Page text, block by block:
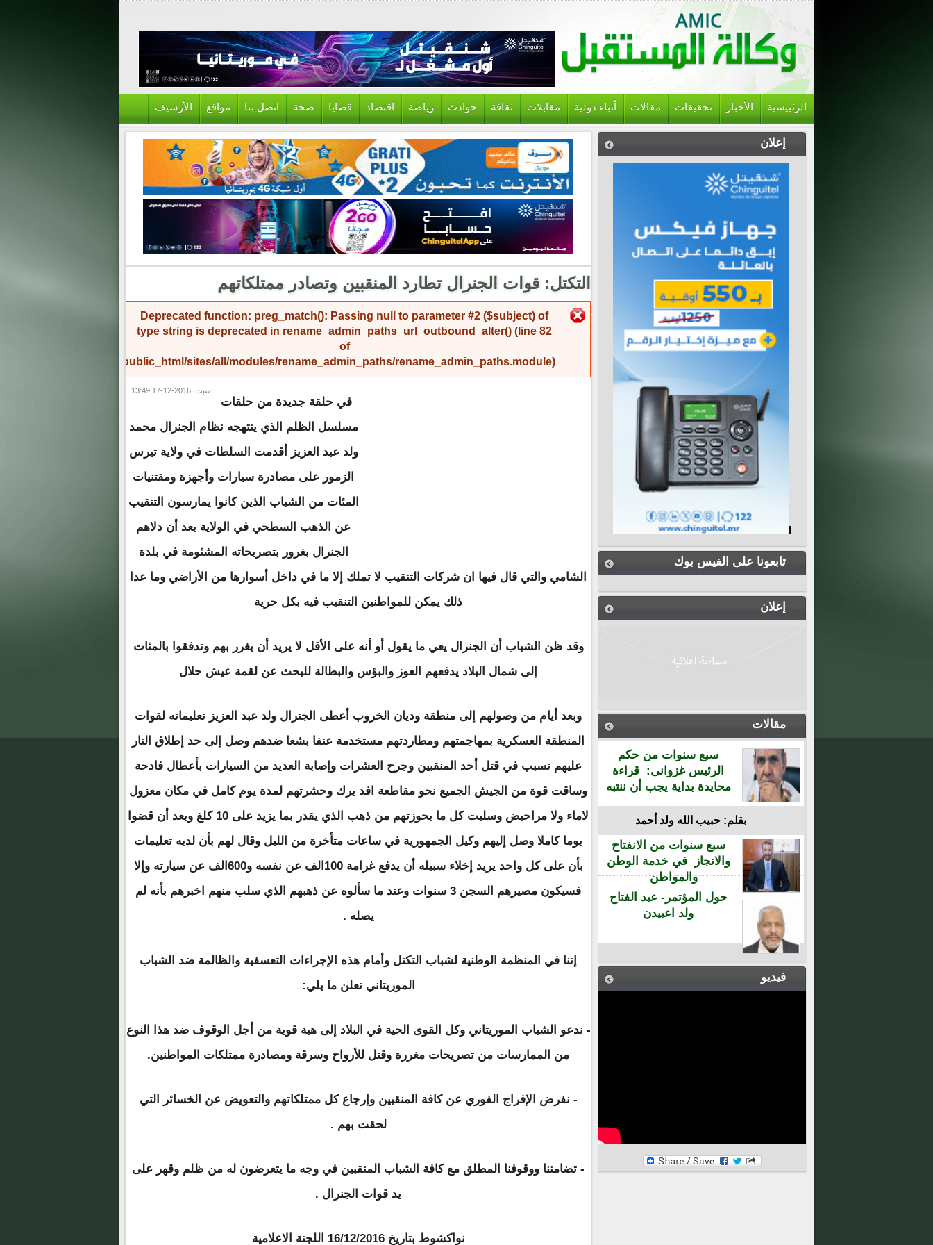
الرئييسية الأخبار تحقيقات مقالات أنباء دولية مقابلات ثقافة حوادث رياضة اقتصاد قضايا صحة اتصل بنا مواقع الأرشيف
إعلان
تابعونا على الفيس بوك
إعلان
مقالات
سبع سنوات من حكم
الرئيس غزوانى: قراءة
محايدة بداية يجب أن ننتبه
بقلم: حبيب الله ولد أحمد
سبع سنوات من الانفتاح
والانجاز في خدمة الوطن
والمواطن
حول المؤتمر- عبد الفتاح
ولد اعبيدن
فيديو
التكتل: قوات الجنرال تطارد المنقبين وتصادر ممتلكاتهم
رسالة الخطأ Deprecated function: preg_match(): Passing null to parameter #2 ($subject) of
type string is deprecated in rename_admin_paths_url_outbound_alter() (line 82
of
/home/amicinf1/public_html/sites/all/modules/rename_admin_paths/rename_admin_paths.module).
سبت, 2016-12-17 13:49
في حلقة جديدة من حلقات
مسلسل الظلم الذي ينتهجه نظام الجنرال محمد
ولد عبد العزيز أقدمت السلطات في ولاية تيرس
الزمور على مصادرة سيارات وأجهزة ومقتنيات
المئات من الشباب الذين كانوا يمارسون التنقيب
عن الذهب السطحي في الولاية بعد أن دلاهم
الجنرال بغرور بتصريحاته المشئومة في بلدة
الشامي والتي قال فيها ان شركات التنقيب لا تملك إلا ما في داخل أسوارها من الأراضي وما عدا
ذلك يمكن للمواطنين التنقيب فيه بكل حرية
وقد ظن الشباب أن الجنرال يعي ما يقول أو أنه على الأقل لا يريد أن يغرر بهم وتدفقوا بالمئات
إلى شمال البلاد يدفعهم العوز والبؤس والبطالة للبحث عن لقمة عيش حلال
وبعد أيام من وصولهم إلى منطقة وديان الخروب أعطى الجنرال ولد عبد العزيز تعليماته لقوات
المنطقة العسكرية بمهاجمتهم ومطاردتهم مستخدمة عنفا بشعا ضدهم وصل إلى حد إطلاق النار
عليهم تسبب في قتل أحد المنقبين وجرح العشرات وإصابة العديد من السيارات بأعطال فادحة
وساقت قوة من الجيش الجميع نحو مقاطعة افد يرك وحشرتهم لمدة يوم كامل في مكان معزول
لاماء ولا مراحيض وسلبت كل ما بحوزتهم من ذهب الذي يقدر بما يزيد على 10 كلغ وبعد أن قضوا
يوما كاملا وصل إليهم وكيل الجمهورية في ساعات متأخرة من الليل وقال لهم بأن لديه تعليمات
بأن على كل واحد يريد إخلاء سبيله أن يدفع غرامة 100الف عن نفسه و600الف عن سيارته وإلا
فسيكون مصيرهم السجن 3 سنوات وعند ما سألوه عن ذهبهم الذي سلب منهم اخبرهم بأنه لم
يصله .
إننا في المنظمة الوطنية لشباب التكتل وأمام هذه الإجراءات التعسفية والظالمة ضد الشباب
الموريتاني نعلن ما يلي:
- ندعو الشباب الموريتاني وكل القوى الحية في البلاد إلى هبة قوية من أجل الوقوف ضد هذا النوع
من الممارسات من تصريحات مغررة وقتل للأرواح وسرقة ومصادرة ممتلكات المواطنين.
- نفرض الإفراج الفوري عن كافة المنقبين وإرجاع كل ممتلكاتهم والتعويض عن الخسائر التي
لحقت بهم .
- تضامننا ووقوفنا المطلق مع كافة الشباب المنقبين في وجه ما يتعرضون له من ظلم وقهر على
يد قوات الجنرال .
نواكشوط بتاريخ 16/12/2016 اللجنة الاعلامية